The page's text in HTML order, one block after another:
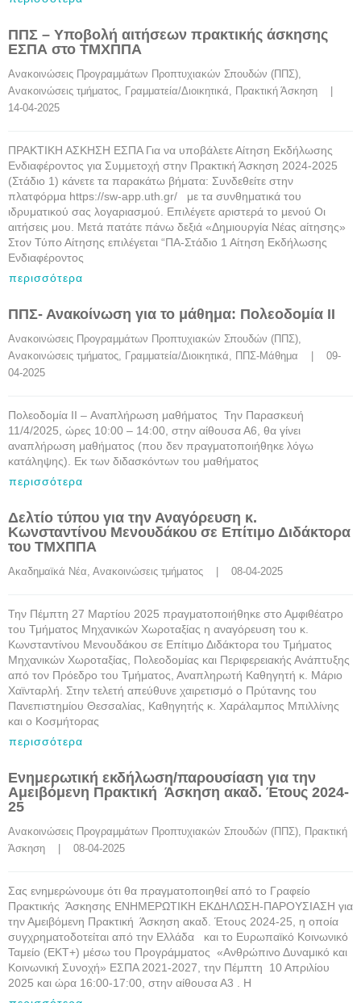
ΠΠΣ – Υποβολή αιτήσεων πρακτικής άσκησης
ΕΣΠΑ στο ΤΜΧΠΠΑ
Ανακοινώσεις Προγραμμάτων Προπτυχιακών Σπουδών (ΠΠΣ)
Ανακοινώσεις τμήματος, Γραμματεία/Διοικητικά, Πρακτική Άσκηση
14-04-2025
ΠΡΑΚΤΙΚΗ ΑΣΚΗΣΗ ΕΣΠΑ Για να υποβάλετε Αίτηση Εκδήλωσης
Ενδιαφέροντος για Συμμετοχή στην Πρακτική Άσκηση 2024-2025
(Στάδιο 1) κάνετε τα παρακάτω βήματα: Συνδεθείτε στην
πλατφόρμα https://sw-app.uth.gr/ με τα συνθηματικά του
ιδρυματικού σας λογαριασμού. Επιλέγετε αριστερά το μενού Οι
αιτήσεις μου. Μετά πατάτε πάνω δεξιά «Δημιουργία Νέας αίτησης»
Στον Τύπο Αίτησης επιλέγεται “ΠΑ-Στάδιο 1 Αίτηση Εκδήλωσης
Ενδιαφέροντος
περισσότερα
ΠΠΣ- Ανακοίνωση για το μάθημα: Πολεοδομία ΙΙ
Ανακοινώσεις Προγραμμάτων Προπτυχιακών Σπουδών (ΠΠΣ)
Ανακοινώσεις τμήματος, Γραμματεία/Διοικητικά, ΠΠΣ-Μάθημα
    |    09-
04-2025
Πολεοδομία ΙΙ – Αναπλήρωση μαθήματος Την Παρασκευή
11/4/2025, ώρες 10:00 – 14:00, στην αίθουσα Α6, θα γίνει
αναπλήρωση μαθήματος (που δεν πραγματοποιήθηκε λόγω
κατάληψης). Εκ των διδασκόντων του μαθήματος
περισσότερα
Δελτίο τύπου για την Αναγόρευση κ.
Κωνσταντίνου Μενουδάκου σε Επίτιμο Διδάκτορα
του ΤΜΧΠΠΑ
Ακαδημαϊκά Νέα, Ανακοινώσεις τμήματος
    |    08-04-2025
Την Πέμπτη 27 Μαρτίου 2025 πραγματοποιήθηκε στο Αμφιθέατρο
του Τμήματος Μηχανικών Χωροταξίας η αναγόρευση του κ.
Κωνσταντίνου Μενουδάκου σε Επίτιμο Διδάκτορα του Τμήματος
Μηχανικών Χωροταξίας, Πολεοδομίας και Περιφερειακής Ανάπτυξης
από τον Πρόεδρο του Τμήματος, Αναπληρωτή Καθηγητή κ. Μάριο
Χαϊνταρλή. Στην τελετή απεύθυνε χαιρετισμό ο Πρύτανης του
Πανεπιστημίου Θεσσαλίας, Καθηγητής κ. Χαράλαμπος Μπιλλίνης
και ο Κοσμήτορας
περισσότερα
Ενημερωτική εκδήλωση/παρουσίαση για την
Αμειβόμενη Πρακτική Άσκηση ακαδ. Έτους 2024-
25
Ανακοινώσεις Προγραμμάτων Προπτυχιακών Σπουδών (ΠΠΣ), Πρακτική
Άσκηση
    |    08-04-2025
Σας ενημερώνουμε ότι θα πραγματοποιηθεί από το Γραφείο
Πρακτικής Άσκησης ΕΝΗΜΕΡΩΤΙΚΗ ΕΚΔΗΛΩΣΗ-ΠΑΡΟΥΣΙΑΣΗ για
την Αμειβόμενη Πρακτική Άσκηση ακαδ. Έτους 2024-25, η οποία
συγχρηματοδοτείται από την Ελλάδα και το Ευρωπαϊκό Κοινωνικό
Ταμείο (ΕΚΤ+) μέσω του Προγράμματος «Ανθρώπινο Δυναμικό και
Κοινωνική Συνοχή» ΕΣΠΑ 2021-2027, την Πέμπτη 10 Απριλίου
2025 και ώρα 16:00-17:00, στην αίθουσα Α3 . Η